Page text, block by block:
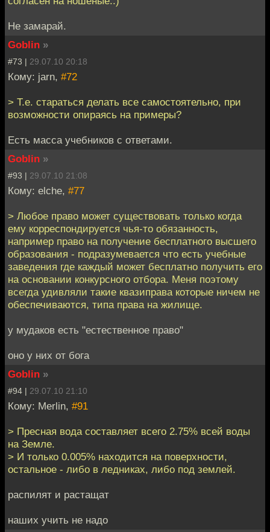
Не замарай.
Goblin »
#73 | 29.07.10 20:18
Кому: jarn, #72
> Т.е. стараться делать все самостоятельно, при
возможности опираясь на примеры?
Есть масса учебников с ответами.
Goblin »
#93 | 29.07.10 21:08
Кому: elche, #77
> Любое право может существовать только когда
ему корреспондируется чья-то обязанность,
например право на получение бесплатного высшего
образования - подразумевается что есть учебные
заведения где каждый может бесплатно получить его
на основании конкурсного отбора. Меня поэтому
всегда удивляли такие квазиправа которые ничем не
обеспечиваются, типа права на жилище.
у мудаков есть "естественное право"
оно у них от бога
Goblin »
#94 | 29.07.10 21:10
Кому: Merlin, #91
> Пресная вода составляет всего 2.75% всей воды
на Земле.
> И только 0.005% находится на поверхности,
остальное - либо в ледниках, либо под землей.
распилят и растащат
наших учить не надо